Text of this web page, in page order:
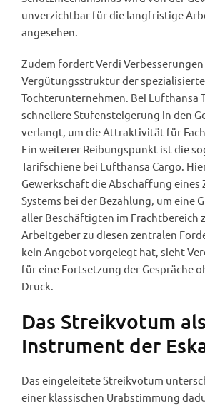
unverzichtbar für die langfristige
angesehen.
Zudem fordert Verdi
Vergütungsstruktur der
Tochterunternehmen. Bei Lufthansa
schnellere Stufensteigerung in den
verlangt, um die Attraktivität für
Ein weiterer Reibungspunkt ist die
Tarifschiene bei Lufthansa Cargo.
Gewerkschaft die Abschaffung eines
Systems bei der Bezahlung, um eine
aller Beschäftigten im Frachtbereich
Arbeitgeber zu diesen zentralen
kein Angebot vorgelegt hat, sieht
für eine Fortsetzung der Gespräche
Druck.
Das Streikvotum als
Instrument der
Das eingeleitete Streikvotum
einer klassischen Urabstimmung